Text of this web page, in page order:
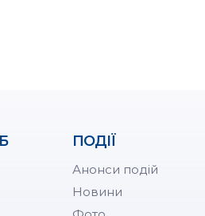
ПОДІЇ
Анонси подій
Новини